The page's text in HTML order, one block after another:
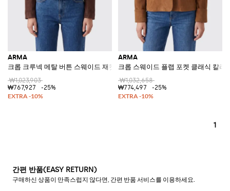
ARMA
크롭 크루넥 메탈 버튼 스웨이드 재킷
₩1,023,903
₩767,927
-25%
ARMA
크롭 스웨이드 플랩 포켓 클래식 칼라
₩1,032,658
₩774,497
-25%
1
간편 반품(EASY RETURN)
구매하신 상품이 만족스럽지 않다면, 간편 반품 서비스를 이용하세요.